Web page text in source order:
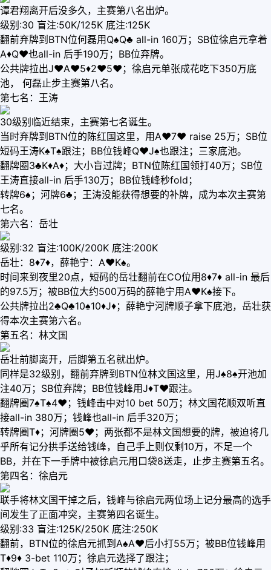
谭君翔离开后没多久，主赛第八名出炉。
级别:30 盲注:50K/125K 底注:125K
翻前弃牌到BTN位何磊用Q♠Q♣ all-in 160万；SB位徐启元拿着
A♦Q♥也all-in 后手190万；BB位弃牌。
公共牌拉出J♥A♥5♦2♥5♥；徐启元单张成花吃下350万底
池， 何磊止步主赛第八名。
第七名：王涛
30级别临近结束，主赛第七名诞生。
当时弃牌到BTN位的陈红国这里，用A♥7♥ raise 25万；SB位
短码王涛K♠T♠跟注；BB位钱峰Q♥J♠也跟注；三家底池。
翻牌圈3♣K♦A♦；大小盲过牌；BTN位陈红国领打40万；SB位
王涛直接all-in 后手130万；BB位钱峰秒fold；
转牌6♠；河牌6♣；王涛没能获得想要的补牌，成为本次主赛第
七名。
第六名：岳壮
级别:32 盲注:100K/200K 底注:200K
岳壮：8♦7♦，薛艳宁：A♥K♠。
时间来到夜里20点，短码的岳壮翻前在CO位用8♦7♦ all-in 最后
的97.5万；被BB位大约500万码的薛艳宁用A♥K♠接下。
公共牌拉出2♣Q♣10♠10♦J♦；薛艳宁河牌顺子拿下底池，岳壮获
得本次主赛第六名。
第五名：林文国
岳壮前脚离开，后脚第五名就出炉。
同样是32级别，翻前弃牌到BTN位林文国这里，用J♠8♠开池加
注40万；SB位弃牌；BB位钱峰用J♦T♥跟注。
翻牌圈7♠T♠4♥；钱峰击中对10 bet 50万；林文国花顺双听直
接all-in 380万；钱峰也all-in 后手320万；
转牌圈T♦；河牌圈5♥；两张都不是林文国想要的牌，被迫将几
乎所有记分拱手送给钱峰，自己手上则仅剩10万，不足一个
BB，并在下一手牌中被徐启元用口袋8送走，止步主赛第五名。
第四名：徐启元
联手将林文国干掉之后，钱峰与徐启元两位场上记分最高的选手
间发生了正面冲突，主赛第四名诞生。
级别:33 盲注:125K/250K 底注:250K
翻前，BTN位的徐启元抓到A♠A♥后小打55万；被BB位钱峰用
T♦9♦ 3-bet 110万；徐启元选择了跟注；